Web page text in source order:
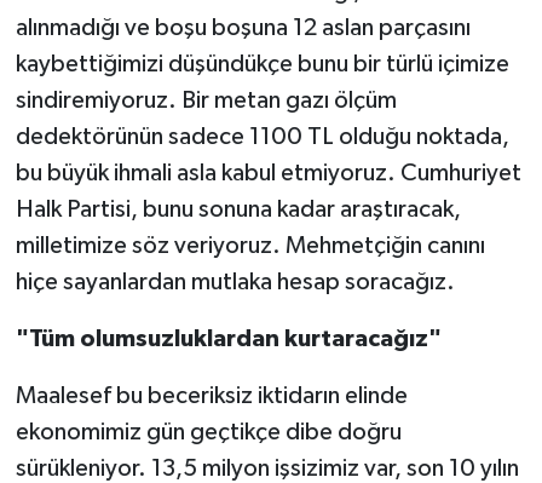
alınmadığı ve boşu boşuna 12 aslan parçasını
kaybettiğimizi düşündükçe bunu bir türlü içimize
sindiremiyoruz. Bir metan gazı ölçüm
dedektörünün sadece 1100 TL olduğu noktada,
bu büyük ihmali asla kabul etmiyoruz. Cumhuriyet
Halk Partisi, bunu sonuna kadar araştıracak,
milletimize söz veriyoruz. Mehmetçiğin canını
hiçe sayanlardan mutlaka hesap soracağız.
"Tüm olumsuzluklardan kurtaracağız"
Maalesef bu beceriksiz iktidarın elinde
ekonomimiz gün geçtikçe dibe doğru
sürükleniyor. 13,5 milyon işsizimiz var, son 10 yılın